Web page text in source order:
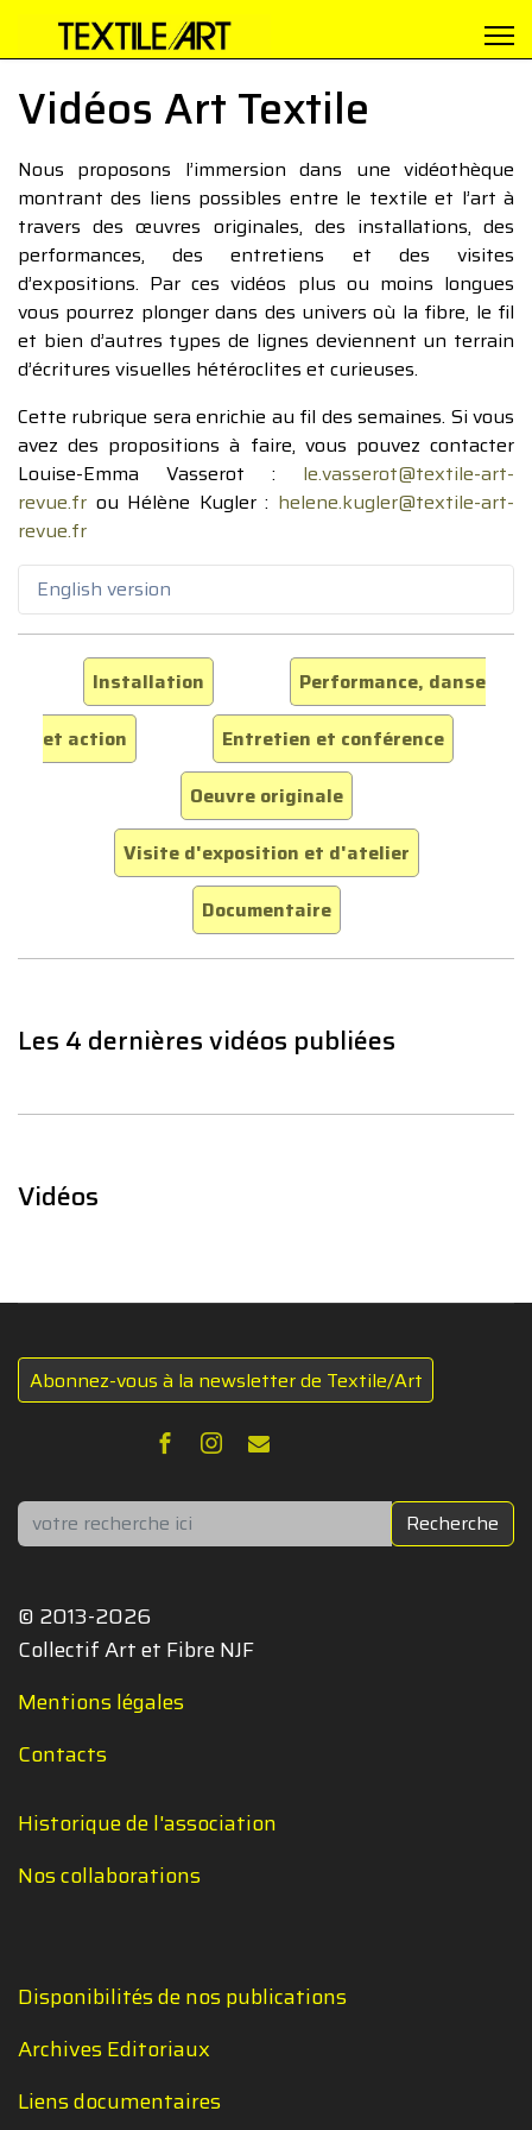
Vidéos Art Textile
Nous proposons l’immersion dans une vidéothèque
montrant des liens possibles entre le textile et l’art à
travers des œuvres originales, des installations, des
performances, des entretiens et des visites
d’expositions. Par ces vidéos plus ou moins longues
vous pourrez plonger dans des univers où la fibre, le fil
et bien d’autres types de lignes deviennent un terrain
d’écritures visuelles hétéroclites et curieuses.
Cette rubrique sera enrichie au fil des semaines. Si vous
avez des propositions à faire, vous pouvez contacter
Louise-Emma Vasserot : le.vasserot@textile-art-
revue.fr ou Hélène Kugler : helene.kugler@textile-art-
revue.fr
English version
Installation
Performance, danse
et action
Entretien et conférence
Oeuvre originale
Visite d'exposition et d'atelier
Documentaire
Les 4 dernières vidéos publiées
Vidéos
Abonnez-vous à la newsletter de Textile/Art
Rechercher Recherche
© 2013-2026
Collectif Art et Fibre NJF
Mentions légales
Contacts
Historique de l'association
Nos collaborations
Disponibilités de nos publications
Archives Editoriaux
Liens documentaires